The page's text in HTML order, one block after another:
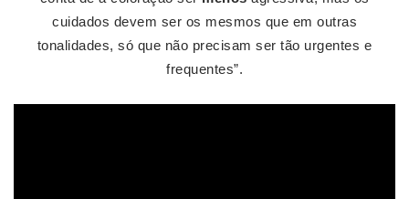
cuidados devem ser os mesmos que em outras
tonalidades, só que não precisam ser tão urgentes e
frequentes”.